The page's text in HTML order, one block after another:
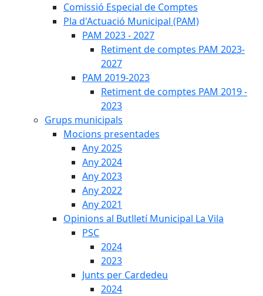
Comissió Especial de Comptes
Pla d'Actuació Municipal (PAM)
PAM 2023 - 2027
Retiment de comptes PAM 2023-
2027
PAM 2019-2023
Retiment de comptes PAM 2019 -
2023
Grups municipals
Mocions presentades
Any 2025
Any 2024
Any 2023
Any 2022
Any 2021
Opinions al Butlletí Municipal La Vila
PSC
2024
2023
Junts per Cardedeu
2024